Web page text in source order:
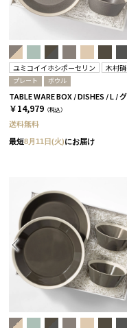
ユミコイイホシポーセリン 木村
プレート ボウル
￥14,979 （税込）
送料無料
最短8月11日(火)にお届け